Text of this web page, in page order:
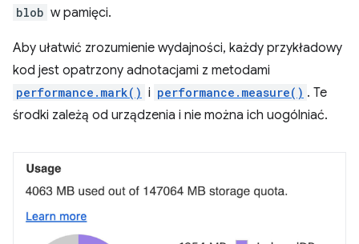
blob w pamięci.
Aby ułatwić zrozumienie wydajności, każdy przykładowy
kod jest opatrzony adnotacjami z metodami
performance.mark() i performance.measure() . Te
środki zależą od urządzenia i nie można ich uogólniać.